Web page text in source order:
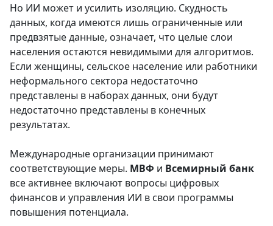
Но ИИ может и усилить изоляцию. Скудность
данных, когда имеются лишь ограниченные или
предвзятые данные, означает, что целые слои
населения остаются невидимыми для алгоритмов.
Если женщины, сельское население или работники
неформального сектора недостаточно
представлены в наборах данных, они будут
недостаточно представлены в конечных
результатах.
Международные организации принимают
соответствующие меры. МВФ и Всемирный банк
все активнее включают вопросы цифровых
финансов и управления ИИ в свои программы
повышения потенциала.